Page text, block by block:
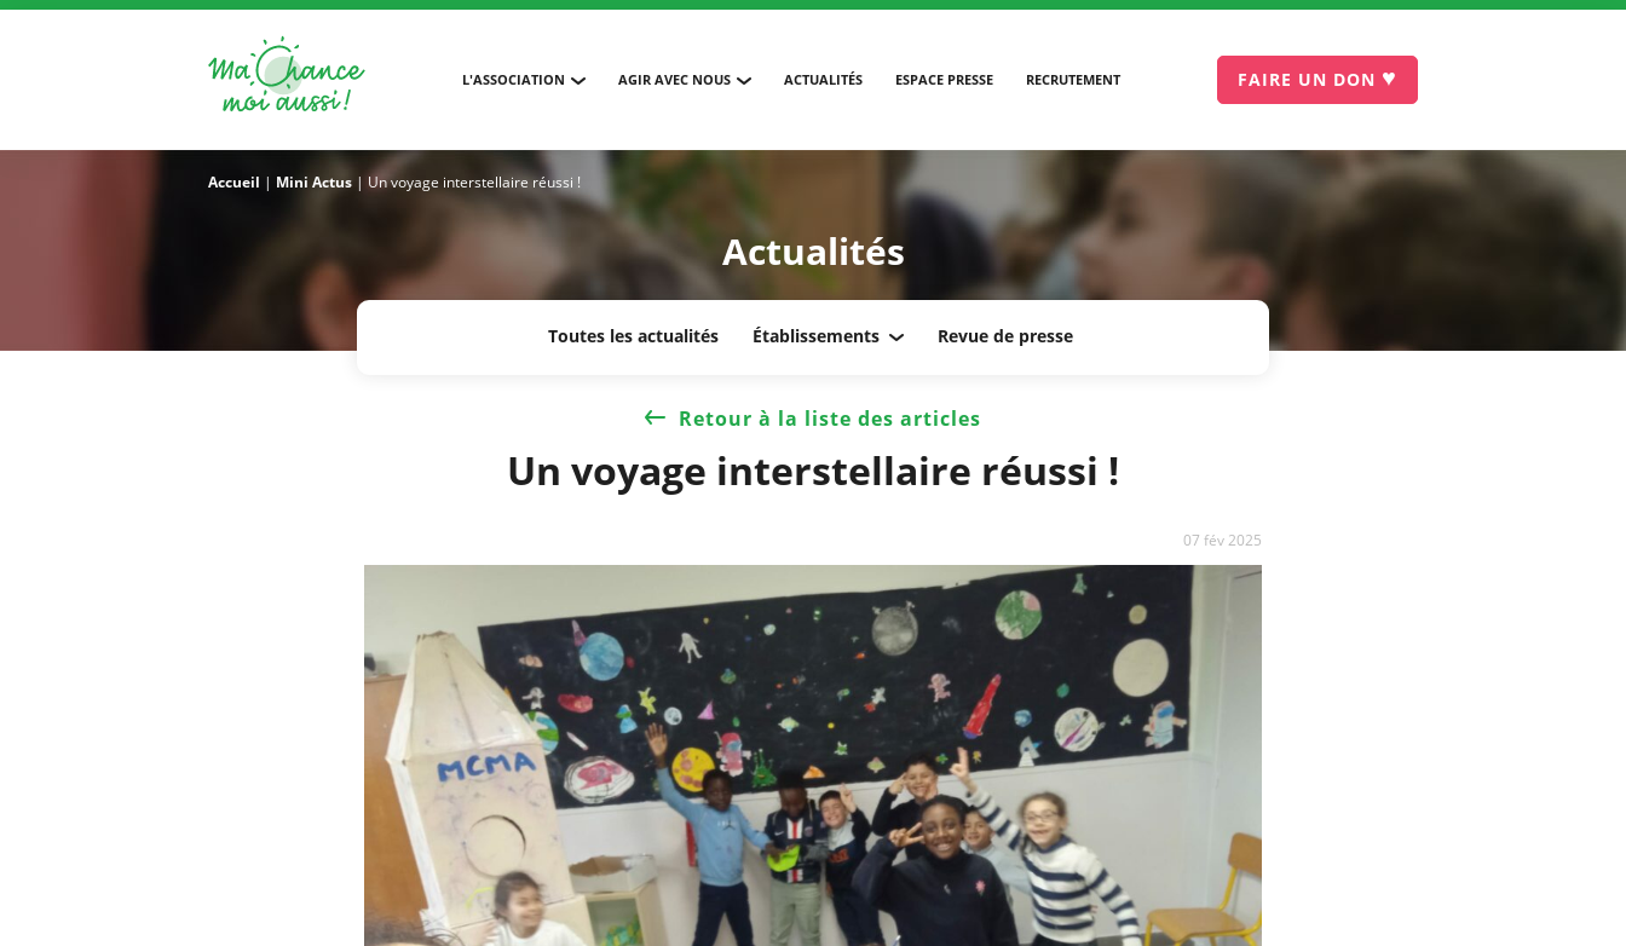
L'ASSOCIATION AGIR AVEC NOUS ACTUALITÉS ESPACE PRESSE RECRUTEMENT FAIRE UN DON ♥
Accueil | Mini Actus | Un voyage interstellaire réussi !
Actualités
Toutes les actualités Établissements Revue de presse
Retour à la liste des articles
Un voyage interstellaire réussi !
07 fév 2025